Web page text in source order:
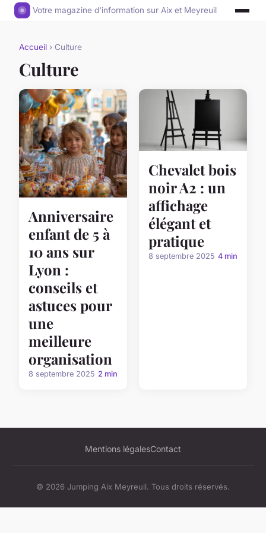
Votre magazine d'information sur Aix et Meyreuil
Accueil › Culture
Culture
Anniversaire
enfant de 5 à
10 ans sur
Lyon :
conseils et
astuces pour
une
meilleure
organisation
8 septembre 2025 2 min
Chevalet bois
noir A2 : un
affichage
élégant et
pratique
8 septembre 2025 4 min
Mentions légalesContact
© 2026 Jumping Aix Meyreuil. Tous droits réservés.